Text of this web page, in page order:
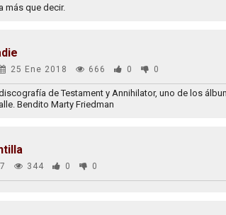
más que decir.
25 Ene 2018 666 0 0
de Testament y Annihilator, uno de los
Bendito Marty Friedman
344 0 0